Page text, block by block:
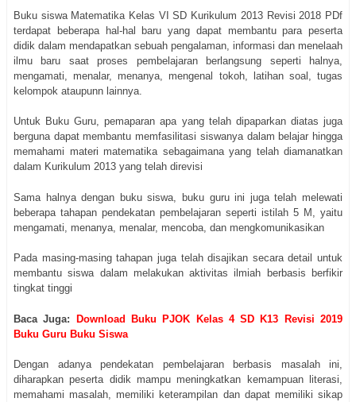
Buku siswa Matematika Kelas VI SD Kurikulum 2013 Revisi 2018 PDf
terdapat beberapa hal-hal baru yang dapat membantu para peserta
didik dalam mendapatkan sebuah pengalaman, informasi dan menelaah
ilmu baru saat proses pembelajaran berlangsung seperti halnya,
mengamati, menalar, menanya, mengenal tokoh, latihan soal, tugas
kelompok ataupunn lainnya.
Untuk Buku Guru, pemaparan apa yang telah dipaparkan diatas juga
berguna dapat membantu memfasilitasi siswanya dalam belajar hingga
memahami materi matematika sebagaimana yang telah diamanatkan
dalam Kurikulum 2013 yang telah direvisi
Sama halnya dengan buku siswa, buku guru ini juga telah melewati
beberapa tahapan pendekatan pembelajaran seperti istilah 5 M, yaitu
mengamati, menanya, menalar, mencoba, dan mengkomunikasikan
Pada masing-masing tahapan juga telah disajikan secara detail untuk
membantu siswa dalam melakukan aktivitas ilmiah berbasis berfikir
tingkat tinggi
Baca Juga:
Download Buku PJOK Kelas 4 SD K13 Revisi 2019
Buku Guru Buku Siswa
Dengan adanya pendekatan pembelajaran berbasis masalah ini,
diharapkan peserta didik mampu meningkatkan kemampuan literasi,
memahami masalah, memiliki keterampilan dan dapat memiliki sikap